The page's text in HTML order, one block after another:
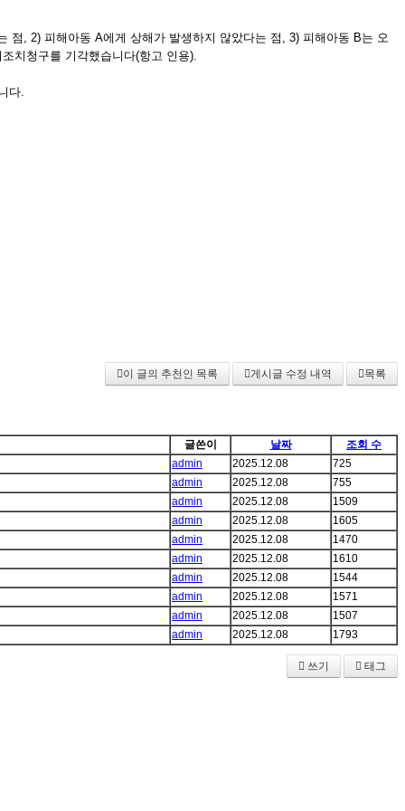
점, 2) 피해아동 A에게 상해가 발생하지 않았다는 점, 3) 피해아동 B는 오
치청구를 기각했습니다(항고 인용).
다.
이 글의 추천인 목록 게시글 수정 내역 목록
글쓴이 날짜
조회 수
admin
2025.12.08
725
admin
2025.12.08
755
admin
2025.12.08
1509
admin
2025.12.08
1605
admin
2025.12.08
1470
admin
2025.12.08
1610
admin
2025.12.08
1544
admin
2025.12.08
1571
admin
2025.12.08
1507
admin
2025.12.08 1793
쓰기 태그